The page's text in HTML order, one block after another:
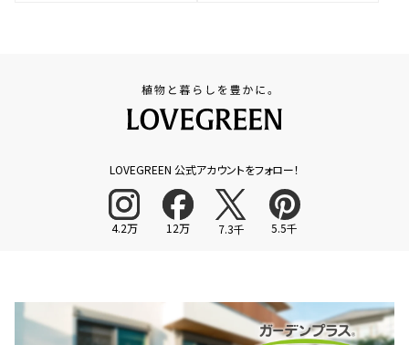
LOVEGREEN 公式アカウントをフォロー！
4.2万 12万 7.3千 5.5千